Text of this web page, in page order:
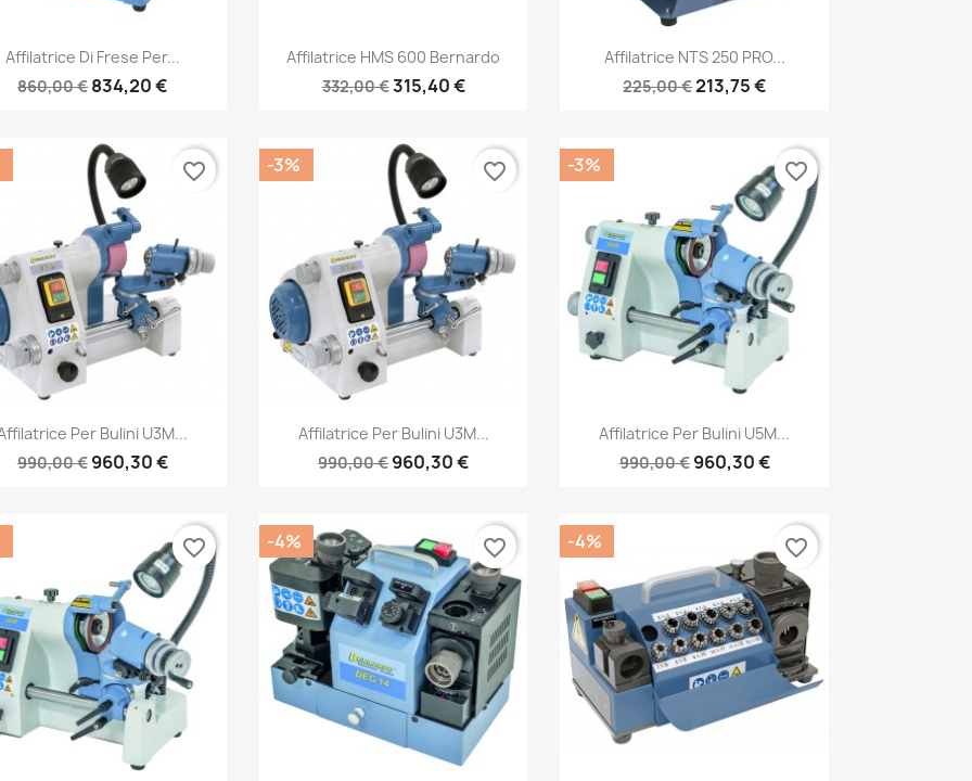
Anteprima
Affilatrice Di Frese Per...
860,00 €834,20 €
 Anteprima
Affilatrice HMS 600 Bernardo
332,00 €315,40 €
Anteprima
Affilatrice NTS 250 PRO...
225,00 €213,75 €
Anteprima
Per Bulini U3M...
990,00 € 960,30 €
favorite_border
Anteprima
Affilatrice Per Bulini U3M...
990,00 €960,30 €
-3% favorite_border
Anteprima
Affilatrice Per Bulini U5M...
990,00 € 960,30 €
-3% favorite_border
favorite_border -4% favorite_border -4% favorite_border